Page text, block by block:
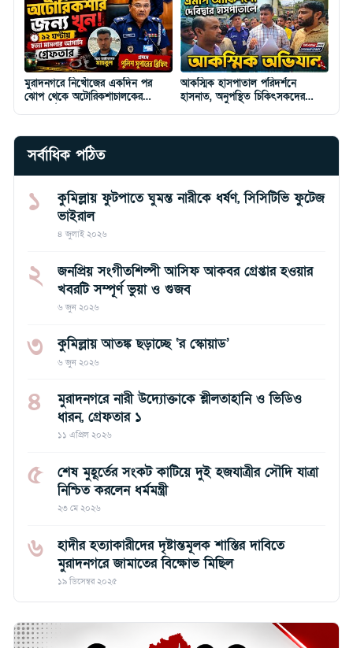
মুরাদনগরে নিখোঁজের একদিন পর
ঝোপ থেকে অটোরিকশাচালকের
আকস্মিক হাসপাতাল পরিদর্শনে
হাসনাত, অনুপস্থিত চিকিৎসকদের
সর্বাধিক পঠিত
১
কুমিল্লায় ফুটপাতে ঘুমন্ত নারীকে ধর্ষণ, সিসিটিভি ফুটেজ
ভাইরাল
৪ জুলাই ২০২৬
২
জনপ্রিয় সংগীতশিল্পী আসিফ আকবর গ্রেপ্তার হওয়ার
খবরটি সম্পূর্ণ ভুয়া ও গুজব
৬ জুন ২০২৬
৩ কুমিল্লায় আতঙ্ক ছড়াচ্ছে ‘র স্কোয়াড’
৬ জুন ২০২৬
৪
মুরাদনগরে নারী উদ্যোক্তাকে শ্লীলতাহানি ও ভিডিও
ধারন, গ্রেফতার ১
১১ এপ্রিল ২০২৬
৫
শেষ মুহূর্তের সংকট কাটিয়ে দুই হজযাত্রীর সৌদি যাত্রা
নিশ্চিত করলেন ধর্মমন্ত্রী
২৩ মে ২০২৬
৬
হাদীর হত্যাকারীদের দৃষ্টান্তমূলক শাস্তির দাবিতে
মুরাদনগরে জামাতের বিক্ষোভ মিছিল
১৯ ডিসেম্বর ২০২৫